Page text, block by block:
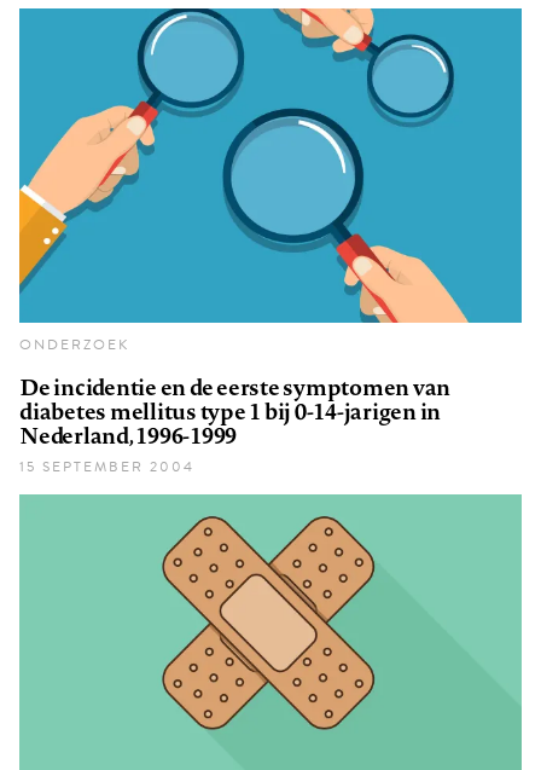
ONDERZOEK
De incidentie en de eerste symptomen van
diabetes mellitus type 1 bij 0-14-jarigen in
Nederland, 1996-1999
15 SEPTEMBER 2004